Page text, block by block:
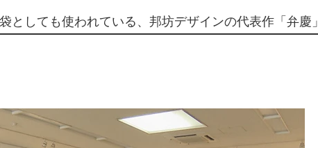
としても使われている、邦坊デザインの代表作「弁慶」